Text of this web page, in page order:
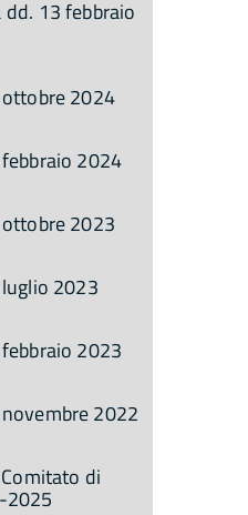
13 febbraio
2024
2024
2023
2023
2023
2022
di
2025